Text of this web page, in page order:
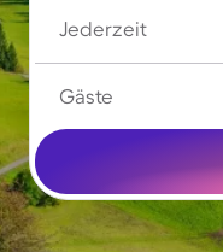
Jederzeit
Gäste